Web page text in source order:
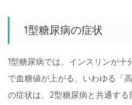
1型糖尿病の症状
1型糖尿病では、インスリンが
で血糖値が上がる、いわゆる「
の症状は、2型糖尿病と共通す